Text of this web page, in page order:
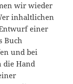
wir wieder
inhaltlichen
einer
Buch
und bei
die Hand